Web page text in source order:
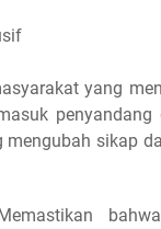
yang
mengubah sikap